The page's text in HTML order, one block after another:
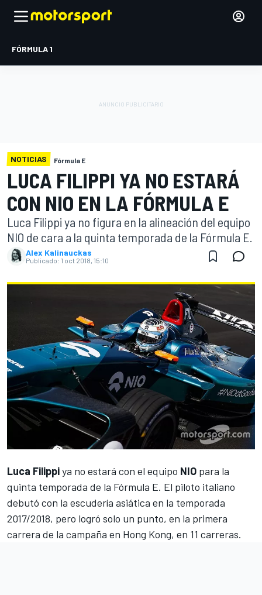
FÓRMULA 1
NOTICIAS Fórmula E
LUCA FILIPPI YA NO ESTARÁ
CON NIO EN LA FÓRMULA E
Luca Filippi ya no figura en la alineación del equipo
NIO de cara a la quinta temporada de la Fórmula E.
Alex Kalinauckas
Publicado: 1 oct 2018, 15:10
Luca Filippiya no estará con el equipo NIO para la
quinta temporada de la Fórmula E. El piloto italiano
debutó con la escudería asiática en la temporada
2017/2018, pero logró solo un punto, en la primera
carrera de la campaña en Hong Kong, en 11 carreras.